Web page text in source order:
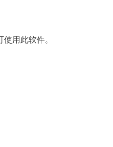
用此软件。